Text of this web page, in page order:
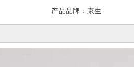
产品品牌：京生